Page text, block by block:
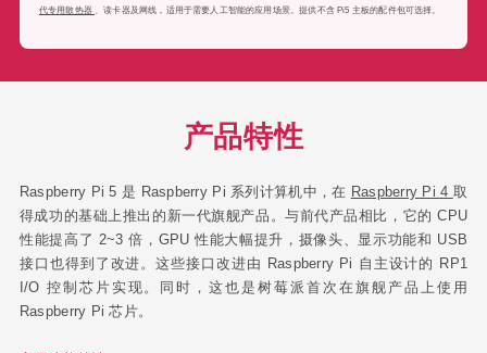
代专用散热器 、读卡器及网线，适用于需要人工智能的应用场景。提供不含 Pi5 主板的配件包可选择。
产品特性
Raspberry Pi 5 是 Raspberry Pi 系列计算机中，在 Raspberry Pi 4 取
得成功的基础上推出的新一代旗舰产品。与前代产品相比，它的 CPU
性能提高了 2~3 倍，GPU 性能大幅提升，摄像头、显示功能和 USB
接口也得到了改进。这些接口改进由 Raspberry Pi 自主设计的 RP1
I/O 控制芯片实现。同时，这也是树莓派首次在旗舰产品上使用
Raspberry Pi 芯片。